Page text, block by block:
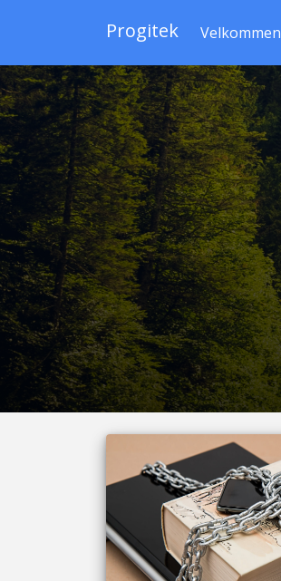
Progitek Velkommen